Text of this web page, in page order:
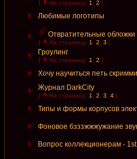
[ На страницу: 1 2 ]
Любимые логотипы
Отвратительные обложки
[ На страницу: 1 2 3 ]
Гроулинг
[ На страницу: 1 2 ]
Хочу научиться петь
Журнал DarkCity
[ На страницу: 1 2 3 4 ]
Типы и формы корпусов
Фоновое бзззжжжужание
Вопрос коллекционерам -